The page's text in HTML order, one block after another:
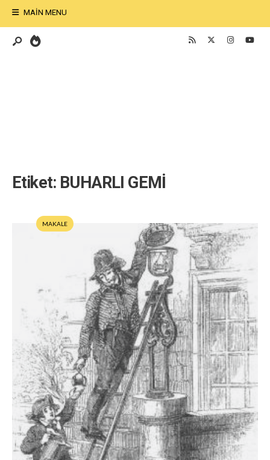
MAIN MENU
Etiket: BUHARLI GEMİ
MAKALE